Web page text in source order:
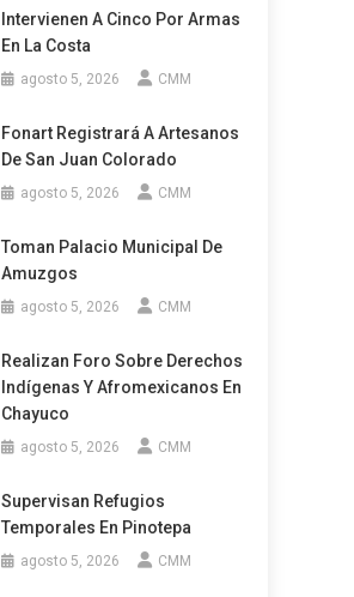
Intervienen A Cinco Por Armas
En La Costa
agosto 5, 2026 CMM
Fonart Registrará A Artesanos
De San Juan Colorado
agosto 5, 2026 CMM
Toman Palacio Municipal De
Amuzgos
agosto 5, 2026 CMM
Realizan Foro Sobre Derechos
Indígenas Y Afromexicanos En
Chayuco
agosto 5, 2026 CMM
Supervisan Refugios
Temporales En Pinotepa
agosto 5, 2026 CMM